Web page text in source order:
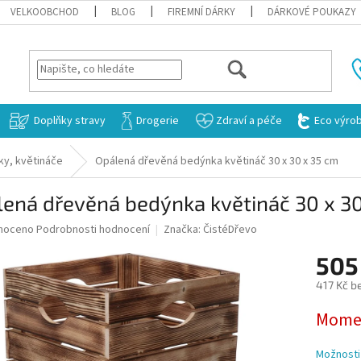
VELKOOBCHOD BLOG FIREMNÍ DÁRKY DÁRKOVÉ POUKAZY
HLEDAT
Doplňky stravy Drogerie Zdraví a péče Eco
květináče Opálená dřevěná bedýnka květináč 30 x 30 x 35 cm
dřevěná bedýnka květináč 30 x
Podrobnosti hodnocení Značka: ČistéDřevo
417 Kč
cena: